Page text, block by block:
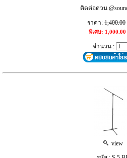
ติดต่อด่วน
ราคา: 1,400.00
พิเศษ:
จำนวน :
view